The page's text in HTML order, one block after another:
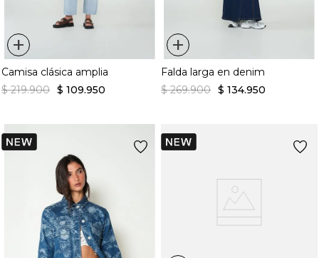
+
Camisa clásica amplia
$ 219.900 $ 109.950
+
Falda larga en denim
$ 269.900 $ 134.950